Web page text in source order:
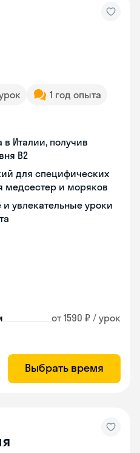
1 год опыта
Италии, получив
В2
для специфических
медсестер и моряков
увлекательные уроки
от 1590 ₽ / урок
Выбрать время